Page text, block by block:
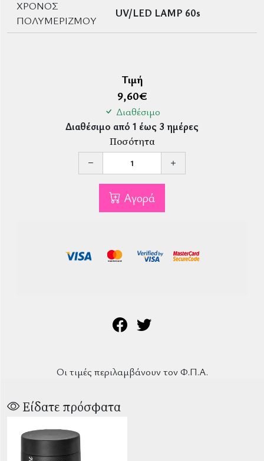
ΧΡΟΝΟΣ
ΠΟΛΥΜΕΡΙΖΜΟΥ
UV/LED LAMP 60s
Τιμή
9,60€
Διαθέσιμο
Διαθέσιμο από 1 έως 3 ημέρες
Ποσότητα
Αγορά
Οι τιμές περιλαμβάνουν τον Φ.Π.Α.
Είδατε πρόσφατα